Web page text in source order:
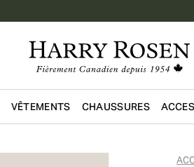
Passer au
VÊTEMENTS CHAUSSURES